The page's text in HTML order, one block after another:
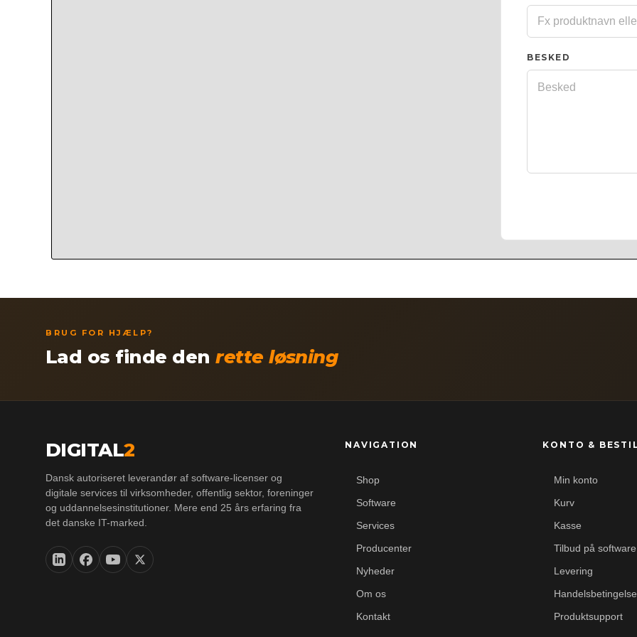
BESKED
BRUG FOR HJÆLP?
Lad os finde denrette løsning
DIGITAL2
Dansk autoriseret leverandør af software-licenser og
digitale services til virksomheder, offentlig sektor, foreninger
og uddannelsesinstitutioner. Mere end 25 års erfaring fra
det danske IT-marked.
NAVIGATION
Shop
Software
Services
Producenter
Nyheder
Om os
Kontakt
KONTO &
Min konto
Kurv
Kasse
Tilbud på software
Levering
Produktsupport